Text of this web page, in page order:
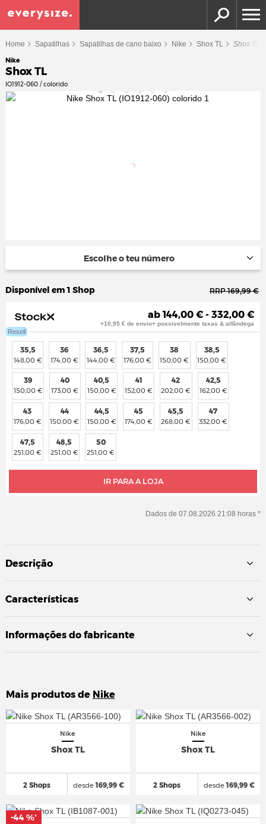
Home Sapatilhas Sapatilhas de cano baixo Nike Shox TL Shox TL
Nike
Shox TL
IO1912-060 / colorido
Escolhe o teu número
Disponível em 1 Shop RRP 169,99 €
Resell
ab 144,00 € - 332,00 €
+10,95 € de envio+ possivelmente taxas & alfândega
IR PARA A LOJA
35,5
148,00 €
36
174,00 €
36,5
144,00 €
37,5
176,00 €
38
150,00 €
38,5
150,00 €
39
150,00 €
40
173,00 €
40,5
150,00 €
41
152,00 €
42
202,00 €
42,5
162,00 €
43
176,00 €
44
150,00 €
44,5
150,00 €
45
174,00 €
45,5
268,00 €
47
332,00 €
47,5
251,00 €
48,5
251,00 €
50
251,00 €
Dados de 07.08.2026 21:08 horas *
Descrição
Características
Informações do fabricante
Mais produtos de Nike
Nike
Shox TL
2 Shops desde169,99 €
Nike
Shox TL
2 Shops desde169,99 €
-44 %*
-44 %*